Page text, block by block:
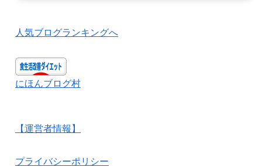
人気ブログランキングへ
にほんブログ村
【運営者情報】
プライバシーポリシー